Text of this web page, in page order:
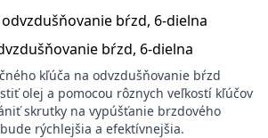
bŕzd, 6-dielna
kľúča na odvzdušňovanie bŕzd
olej a pomocou rôznych veľkostí kľúčov
skrutky na vypúšťanie brzdového
rýchlejšia a efektívnejšia.